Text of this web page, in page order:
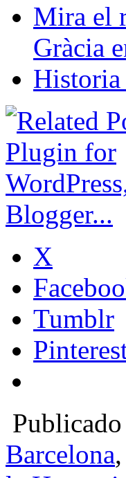
Mira el
Gràcia
Historia
X
Tumblr
Publicado
Barcelona,